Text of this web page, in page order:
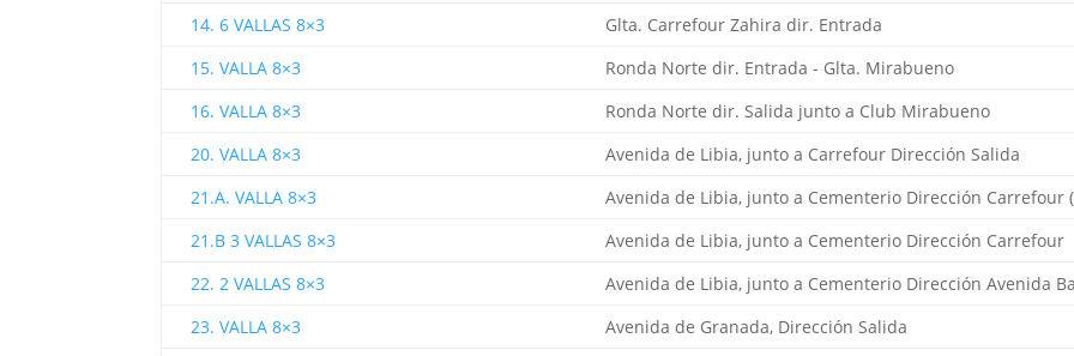
14. 6 VALLAS 8×3
Glta. Carrefour Zahira dir. Entrada
15. VALLA 8×3
Ronda Norte dir. Entrada - Glta. Mirabueno
16. VALLA 8×3
Ronda Norte dir. Salida junto a Club Mirabueno
20. VALLA 8×3
Avenida de Libia, junto a Carrefour Dirección Salida
21.A. VALLA 8×3
Avenida de Libia, junto a Cementerio Dirección Carrefour
21.B 3 VALLAS 8×3
Avenida de Libia, junto a Cementerio Dirección Carrefour
22. 2 VALLAS 8×3
Avenida de Libia, junto a Cementerio Dirección Avenida
23. VALLA 8×3
Avenida de Granada, Dirección Salida